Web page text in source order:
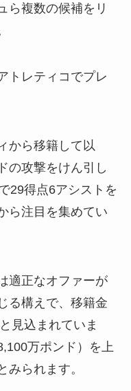
ら複数の候補をリ
トレティコでプレ
から移籍して以
の攻撃をけん引し
29得点6アシストを
ら注目を集めてい
適正なオファーが
る構えで、移籍金
見込まれていま
万ポンド）を上
みられます。